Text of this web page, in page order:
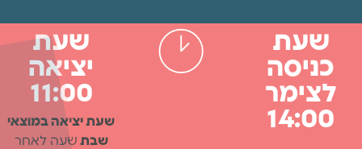
שעת
כניסה
לצימר
14:00
שעת
יציאה
11:00
שעת יציאה במוצאי
שבת שעה לאחר